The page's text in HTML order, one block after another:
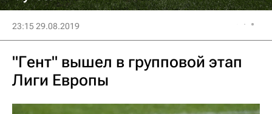
23:15 29.08.2019
"Гент" вышел в групповой этап
Лиги Европы